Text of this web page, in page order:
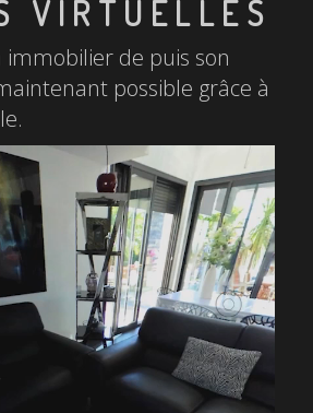
VIRTUELLES
immobilier de puis son
possible grâce à